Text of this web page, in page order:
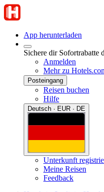
App herunterladen
Sichere dir Sofortrabatte
Anmelden
Mehr zu
Posteingang
Reisen buchen
Hilfe
Deutsch · EUR · DE
Unterkunft
Meine Reisen
Feedback